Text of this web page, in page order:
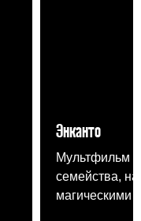
Энканто
Мультфильм
семейства,
магическими